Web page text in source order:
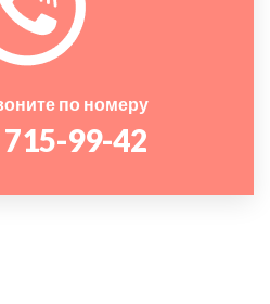
по номеру
715-99-42